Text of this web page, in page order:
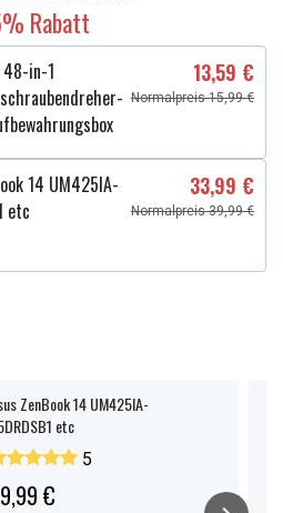
Rabatt
48-in-1
13,59 €
Normalpreis 15,99 €
14 UM425IA-
etc
33,99 €
Normalpreis 39,99 €
ZenBook 14 UM425IA-
etc
5
€